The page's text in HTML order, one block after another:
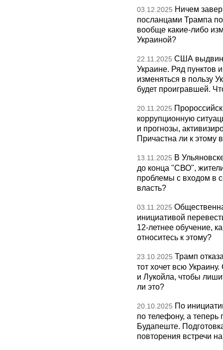
03.12.2025 Ничем
посланцами Трампа
вообще какие-либо
Украиной?
22.11.2025 США
Украине. Ряд пунктов
изменяться в пользу
будет проигравшей.
20.11.2025
коррупционную
и прогнозы,
Причастна ли к этому
13.11.2025 В
до конца "СВО",
проблемы с входом в
власть?
03.11.2025
инициативой
12-летнее обучение,
относитесь к этому?
23.10.2025 Трамп
тот хочет всю
и Лукойла, чтобы
ли это?
20.10.2025 По
по телефону, а теперь
Будапеште.
повторения встречи